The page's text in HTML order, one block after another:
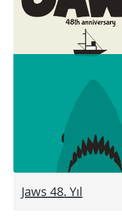
Jaws 48. Yıl